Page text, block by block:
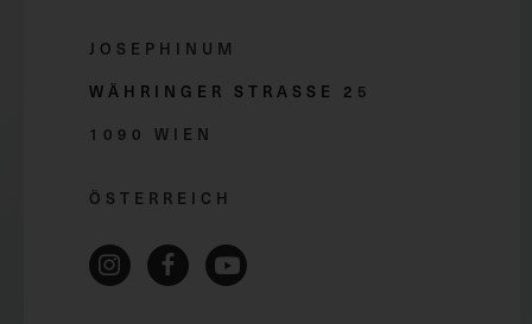
JOSEPHINUM
WÄHRINGER STRASSE 2 5
1090 WIEN
ÖSTERREICH